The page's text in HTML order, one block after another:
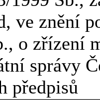
ve znění
o zřízení
správy
předpisů